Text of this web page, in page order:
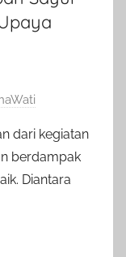
dari kegiatan
berdampak
Diantara